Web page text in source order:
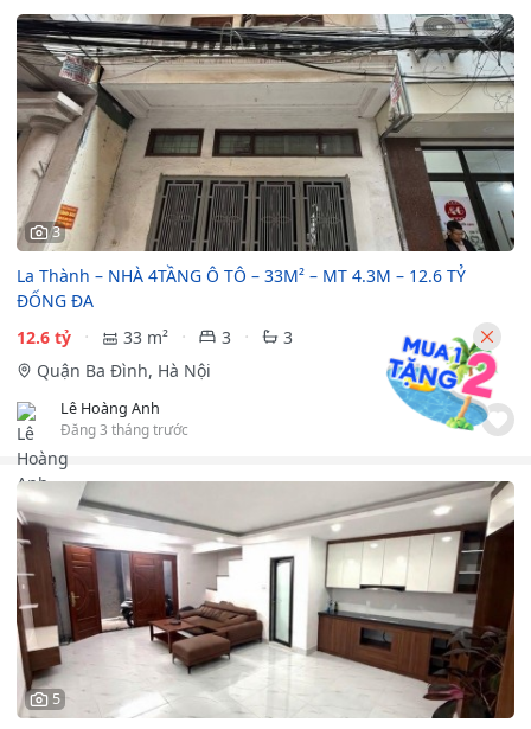
3
La Thành – NHÀ 4TẦNG Ô TÔ – 33M² – MT 4.3M – 12.6 TỶ
ĐỐNG ĐA
12.6 tỷ
33 m² 3
3
Quận Ba Đình, Hà Nội
Lê Hoàng Anh
Đăng 3 tháng trước
5